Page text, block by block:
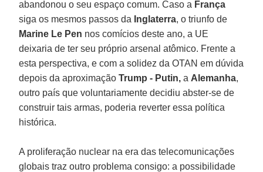
abandonou o seu espaço comum. Caso a França
siga os mesmos passos da Inglaterra, o triunfo de
Marine Le Pen nos comícios deste ano, a UE
deixaria de ter seu próprio arsenal atômico. Frente a
esta perspectiva, e com a solidez da OTAN em dúvida
depois da aproximaçãoTrump - Putin, a Alemanha,
outro país que voluntariamente decidiu abster-se de
construir tais armas, poderia reverter essa política
histórica.
A proliferação nuclear na era das telecomunicações
globais traz outro problema consigo: a possibilidade